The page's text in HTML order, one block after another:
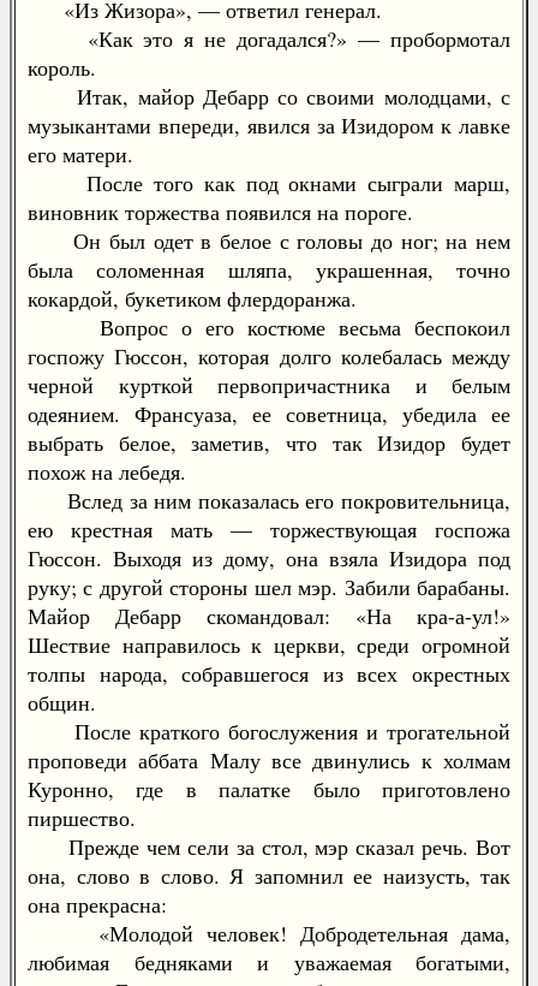
«Из Жизора», — ответил генерал.
«Как это я не догадался?» — пробормотал
король.
Итак, майор Дебарр со своими молодцами, с
музыкантами впереди, явился за Изидором к лавке
его матери.
После того как под окнами сыграли марш,
виновник торжества появился на пороге.
Он был одет в белое с головы до ног; на нем
была соломенная шляпа, украшенная, точно
кокардой, букетиком флердоранжа.
Вопрос о его костюме весьма беспокоил
госпожу Гюссон, которая долго колебалась между
черной курткой первопричастника и белым
одеянием. Франсуаза, ее советница, убедила ее
выбрать белое, заметив, что так Изидор будет
похож на лебедя.
Вслед за ним показалась его покровительница,
ею крестная мать — торжествующая госпожа
Гюссон. Выходя из дому, она взяла Изидора под
руку; с другой стороны шел мэр. Забили барабаны.
Майор Дебарр скомандовал: «На кра-а-ул!»
Шествие направилось к церкви, среди огромной
толпы народа, собравшегося из всех окрестных
общин.
После краткого богослужения и трогательной
проповеди аббата Малу все двинулись к холмам
Куронно, где в палатке было приготовлено
пиршество.
Прежде чем сели за стол, мэр сказал речь. Вот
она, слово в слово. Я запомнил ее наизусть, так
она прекрасна:
«Молодой человек! Добродетельная дама,
любимая бедняками и уважаемая богатыми,